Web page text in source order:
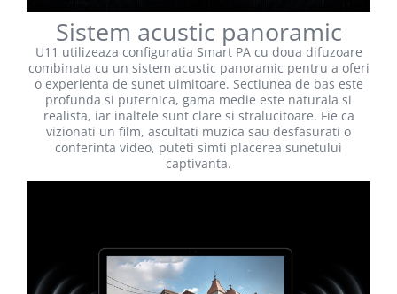
Sistem acustic panoramic
U11 utilizeaza configuratia Smart PA cu doua difuzoare
combinata cu un sistem acustic panoramic pentru a oferi
o experienta de sunet uimitoare. Sectiunea de bas este
profunda si puternica, gama medie este naturala si
realista, iar inaltele sunt clare si stralucitoare. Fie ca
vizionati un film, ascultati muzica sau desfasurati o
conferinta video, puteti simti placerea sunetului
captivanta.